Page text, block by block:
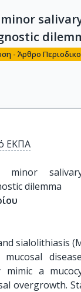
- Άρθρο
ΕΚΠΑ
minor
dilemma
sialolithiasis
mimic a
overgrowth.